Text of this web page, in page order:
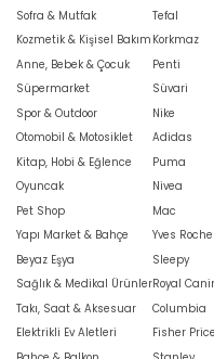
Sofra & Mutfak
Kozmetik & Kişisel Bakım
Anne, Bebek & Çocuk
Süpermarket
Spor & Outdoor
Otomobil & Motosiklet
Kitap, Hobi & Eğlence
Oyuncak
Pet Shop
Yapı Market & Bahçe
Beyaz Eşya
Sağlık & Medikal Ürünler
Takı, Saat & Aksesuar
Elektrikli Ev Aletleri
Tefal
Korkmaz
Penti
Süvari
Nike
Adidas
Puma
Nivea
Mac
Yves
Sleepy
Royal
Columbia
Fisher Price